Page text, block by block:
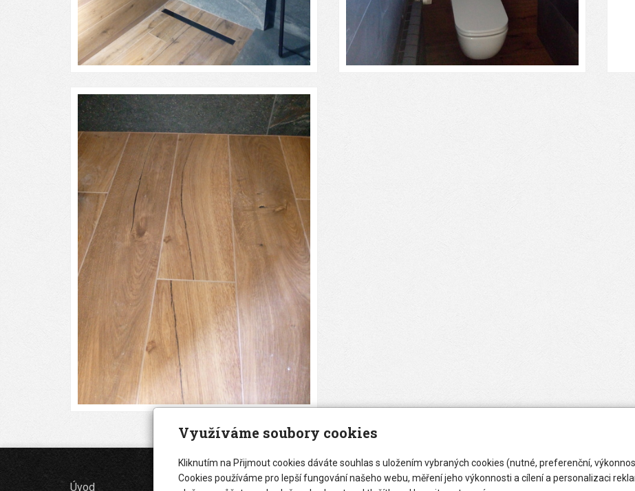
Úvod Kontakt ceník obkladačských
Využíváme soubory cookies
Kliknutím na Přijmout cookies dáváte souhlas s uložením vybraných cookies (nutné, preferenční,
Cookies používáme pro lepší fungování našeho webu, měření jeho výkonnosti a cílení a personalizaci